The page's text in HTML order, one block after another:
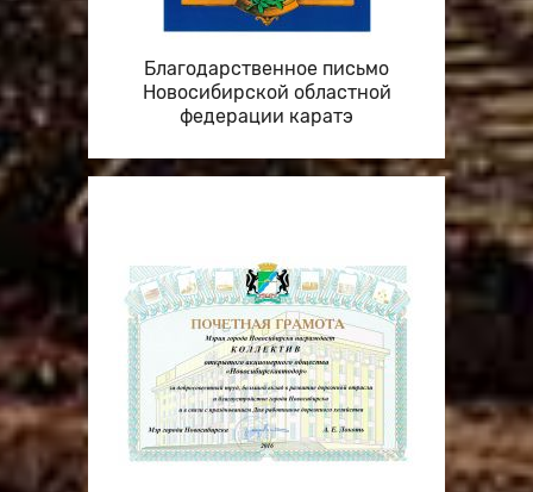
Благодарственное письмо
Новосибирской областной
федерации каратэ